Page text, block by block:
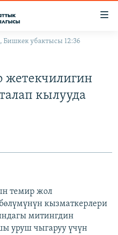
убактысы 12:36
жетекчилигин
кылууда
темир жол
кызматкерлери
митингдин
уруш чыгаруу үчүн